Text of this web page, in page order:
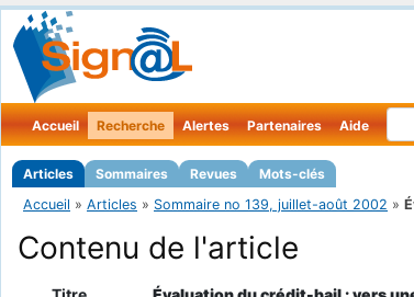
Accueil Recherche
Articles Sommaires Revues Mots-clés
Alertes Partenaires Aide
Accueil » Articles » Sommaire no 139, juillet-août 2002 »
Contenu de l'article